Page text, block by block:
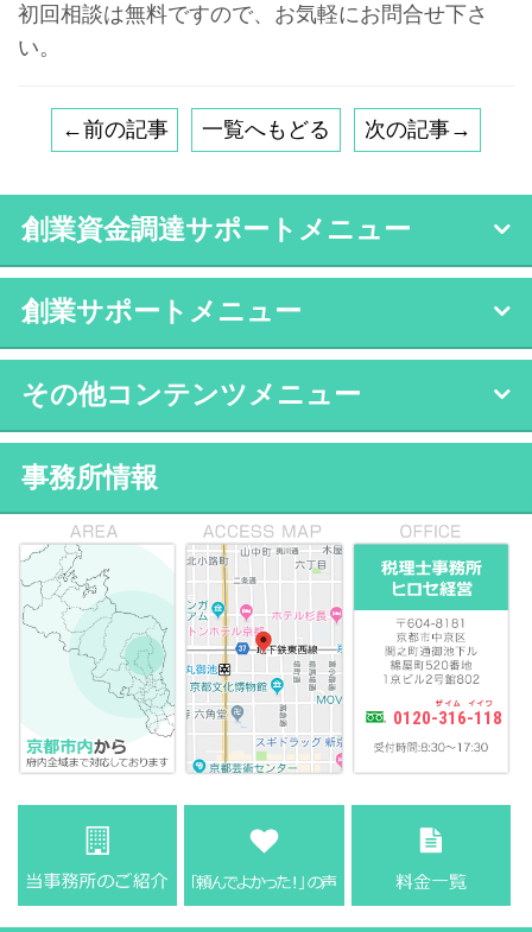
初回相談は無料ですので、お気軽にお問合せ下さ
い。
←前の記事 一覧へもどる 次の記事→
創業資金調達サポートメニュー
創業サポートメニュー
その他コンテンツメニュー
事務所情報
0120-316-118